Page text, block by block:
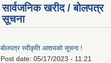
सार्वजनिक खरीद / बोलपत्र
सूचना
बोलपत्र स्वीकृति आशयको सूचना !
Post date: 05/17/2023 - 11:21